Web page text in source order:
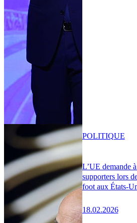
L’UE demande
supporters lors
foot aux États-
18.02.2026
POLITIQUE